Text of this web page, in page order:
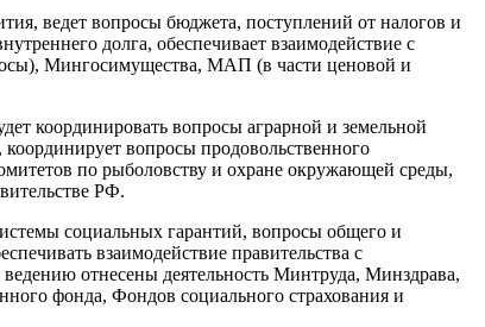
ведет вопросы бюджета, поступлений от налогов и
долга, обеспечивает взаимодействие с
Мингосимущества, МАП (в части ценовой и
координировать вопросы аграрной и земельной
вопросы продовольственного
по рыболовству и охране окружающей среды,
РФ.
социальных гарантий, вопросы общего и
взаимодействие правительства с
отнесены деятельность Минтруда, Минздрава,
фонда, Фондов социального страхования и